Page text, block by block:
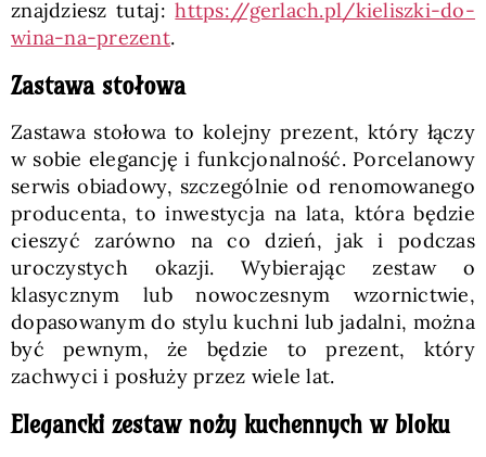
znajdziesz tutaj: https://gerlach.pl/kieliszki-do-
wina-na-prezent.
Zastawa stołowa
Zastawa stołowa to kolejny prezent, który łączy
w sobie elegancję i funkcjonalność. Porcelanowy
serwis obiadowy, szczególnie od renomowanego
producenta, to inwestycja na lata, która będzie
cieszyć zarówno na co dzień, jak i podczas
uroczystych okazji. Wybierając zestaw o
klasycznym lub nowoczesnym wzornictwie,
dopasowanym do stylu kuchni lub jadalni, można
być pewnym, że będzie to prezent, który
zachwyci i posłuży przez wiele lat.
Elegancki zestaw noży kuchennych w bloku